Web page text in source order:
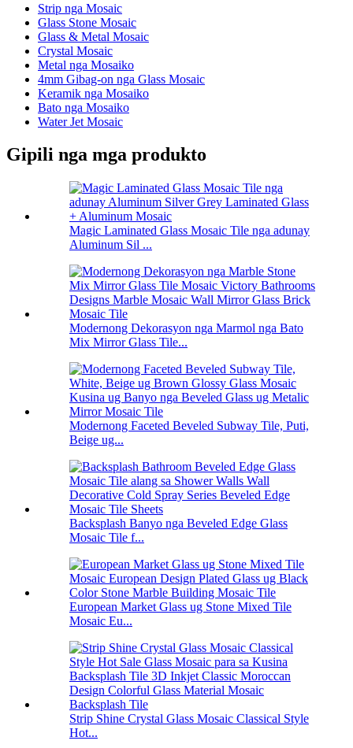
Strip nga Mosaic
Glass Stone Mosaic
Glass & Metal Mosaic
Crystal Mosaic
Metal nga Mosaiko
4mm Gibag-on nga Glass Mosaic
Keramik nga Mosaiko
Bato nga Mosaiko
Water Jet Mosaic
Gipili nga mga produkto
Magic Laminated Glass Mosaic Tile nga adunay
Aluminum Sil ...
Modernong Dekorasyon nga Marmol nga Bato
Mix Mirror Glass Tile...
Modernong Faceted Beveled Subway Tile, Puti,
Beige ug...
Backsplash Banyo nga Beveled Edge Glass
Mosaic Tile f...
European Market Glass ug Stone Mixed Tile
Mosaic Eu...
Strip Shine Crystal Glass Mosaic Classical Style
Hot...